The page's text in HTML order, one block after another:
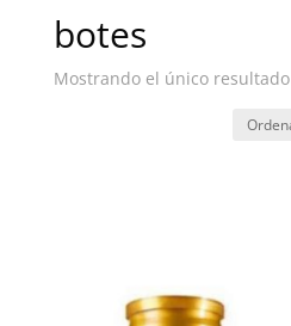
botes
Mostrando el único resultado